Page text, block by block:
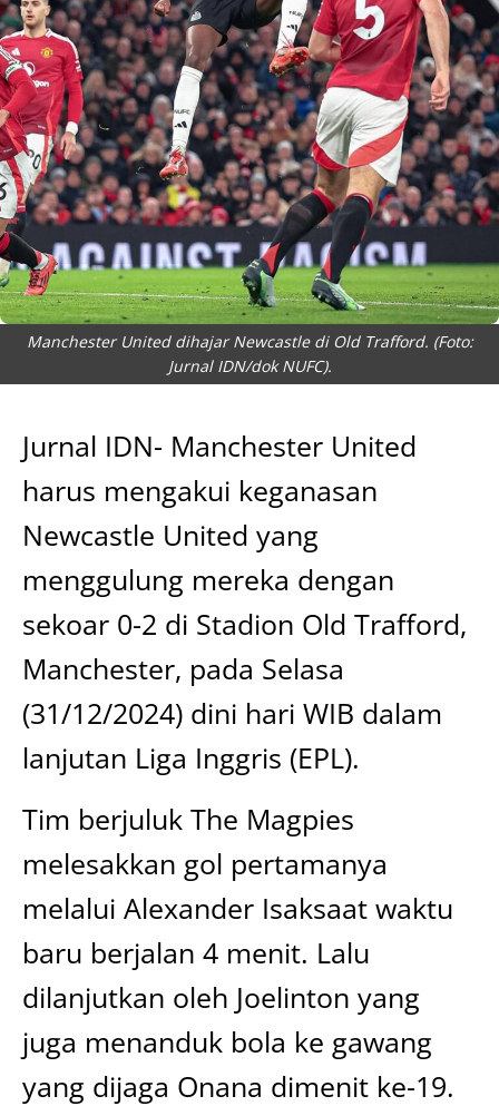
Manchester United dihajar Newcastle di Old Trafford. (Foto:
Jurnal IDN/dok NUFC).
Jurnal IDN- Manchester United
harus mengakui keganasan
Newcastle United yang
menggulung mereka dengan
sekoar 0-2 di Stadion Old Trafford,
Manchester, pada Selasa
(31/12/2024) dini hari WIB dalam
lanjutan Liga Inggris (EPL).
Tim berjuluk The Magpies
melesakkan gol pertamanya
melalui Alexander Isaksaat waktu
baru berjalan 4 menit. Lalu
dilanjutkan oleh Joelinton yang
juga menanduk bola ke gawang
yang dijaga Onana dimenit ke-19.